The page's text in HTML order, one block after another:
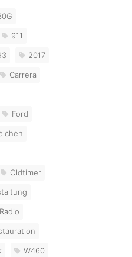
911
2017
Carrera
Ford
Oldtimer
Radio
W460